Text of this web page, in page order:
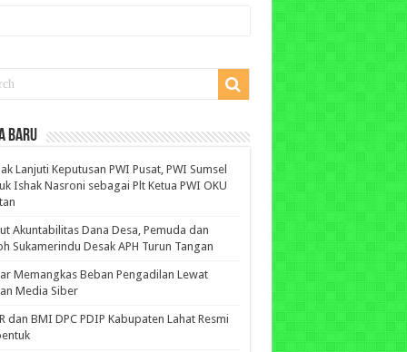
BARU
Lanjuti Keputusan PWI Pusat, PWI Sumsel
Ishak Nasroni sebagai Plt Ketua PWI OKU
Akuntabilitas Dana Desa, Pemuda dan
Sukamerindu Desak APH Turun Tangan
Memangkas Beban Pengadilan Lewat
Media Siber
dan BMI DPC PDIP Kabupaten Lahat Resmi